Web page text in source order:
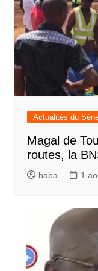
Actualités du
Magal de
routes, la
baba 1